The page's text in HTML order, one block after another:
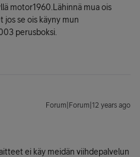
motor1960.Lähinnä mua ois
jos se ois käyny mun
perusboksi.
Forum|Forum|12 years ago
ei käy meidän viihdepalvelun